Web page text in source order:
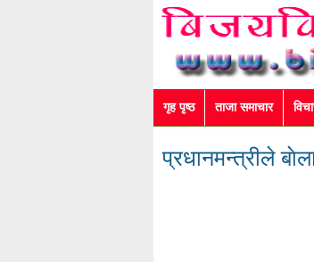
गृह पृष्ठ ताजा समाचार
प्रधानमन्त्रीले